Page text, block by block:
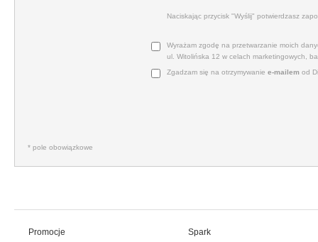
Naciskając przycisk "Wyślij" potwierdzasz
Wyrażam zgodę na przetwarzanie moich
ul. Witolińska 12 w celach marketingowych,
Zgadzam się na otrzymywanie e‑mailem od
* pole obowiązkowe
Promocje
Spark